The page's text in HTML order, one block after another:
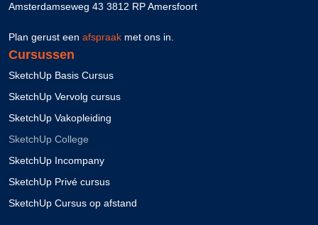
Amsterdamseweg 43 3812 RP Amersfoort
Plan gerust een afspraak met ons in.
Cursussen
SketchUp Basis Cursus
SketchUp Vervolg cursus
SketchUp Vakopleiding
SketchUp College
SketchUp Incompany
SketchUp Privé cursus
SketchUp Cursus op afstand